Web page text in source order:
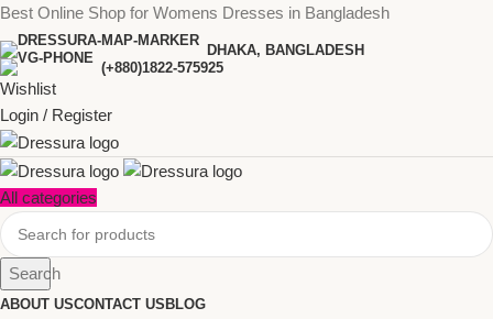
Best Online Shop for Womens Dresses in Bangladesh
DHAKA, BANGLADESH
(+880)1822-575925
Wishlist
Login / Register
All categories
Search
ABOUT USCONTACT US BLOG